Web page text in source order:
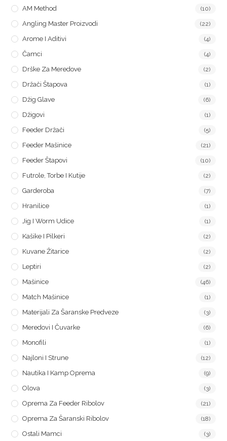
AM Method (10)
Angling Master Proizvodi (22)
Arome I Aditivi (4)
Čamci (4)
Drške Za Meredove (2)
Držači Štapova (1)
Džig Glave (6)
Džigovi (1)
Feeder Držači (5)
Feeder Mašinice (21)
Feeder Štapovi (10)
Futrole, Torbe I Kutije (2)
Garderoba (7)
Hranilice (1)
Jig I Worm Udice (1)
Kašike I Pilkeri (2)
Kuvane Žitarice (2)
Leptiri (2)
Mašinice (46)
Match Mašinice (1)
Materijali Za Šaranske Predveze (3)
Meredovi I Čuvarke (6)
Monofili (1)
Najloni I Strune (12)
Nautika I Kamp Oprema (9)
Olova (3)
Oprema Za Feeder Ribolov (21)
Oprema Za Šaranski Ribolov (18)
Ostali Mamci (3)